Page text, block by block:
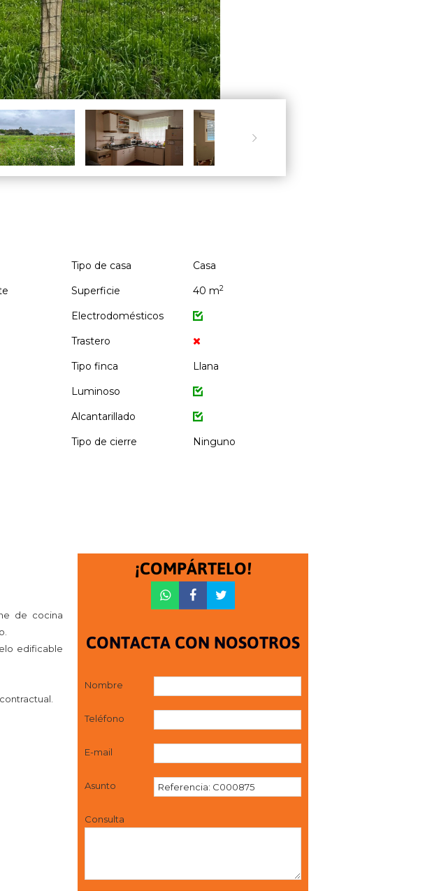

Tipo de casa
Casa
Superficie 40 m2
Electrodomésticos
Trastero
Tipo finca
Llana
Luminoso
Alcantarillado
Tipo de cierre
Ninguno
de cocina
edificable
¡COMPÁRTELO!
CONTACTA CON NOSOTROS
Nombre
Teléfono
E-mail
Asunto
Consulta